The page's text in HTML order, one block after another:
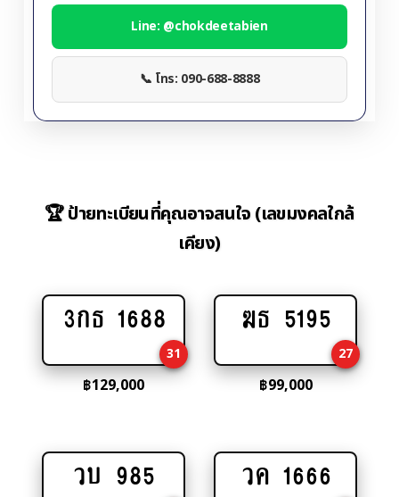
Line: @chokdeetabien
📞 โทร: 090-688-8888
🏆 ป้ายทะเบียนที่คุณอาจสนใจ (เลขมงคลใกล้
เคียง)
Add
cart
3กธ 1688
31
฿129,000
Add
cart
ฆธ 5195
27
฿99,000
Add
วบ 985
Add
วค 1666